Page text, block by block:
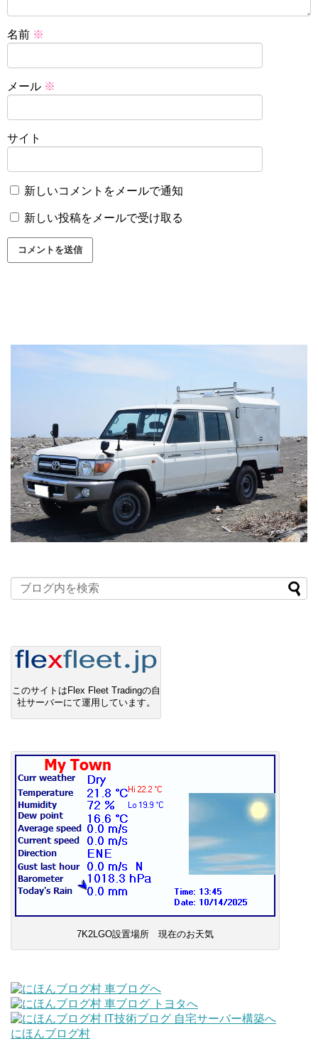
名前 ※
メール ※
サイト
新しいコメントをメールで通知
新しい投稿をメールで受け取る
このサイトはFlex Fleet Tradingの自
社サーバーにて運用しています。
7K2LGO設置場所 現在のお天気
にほんブログ村